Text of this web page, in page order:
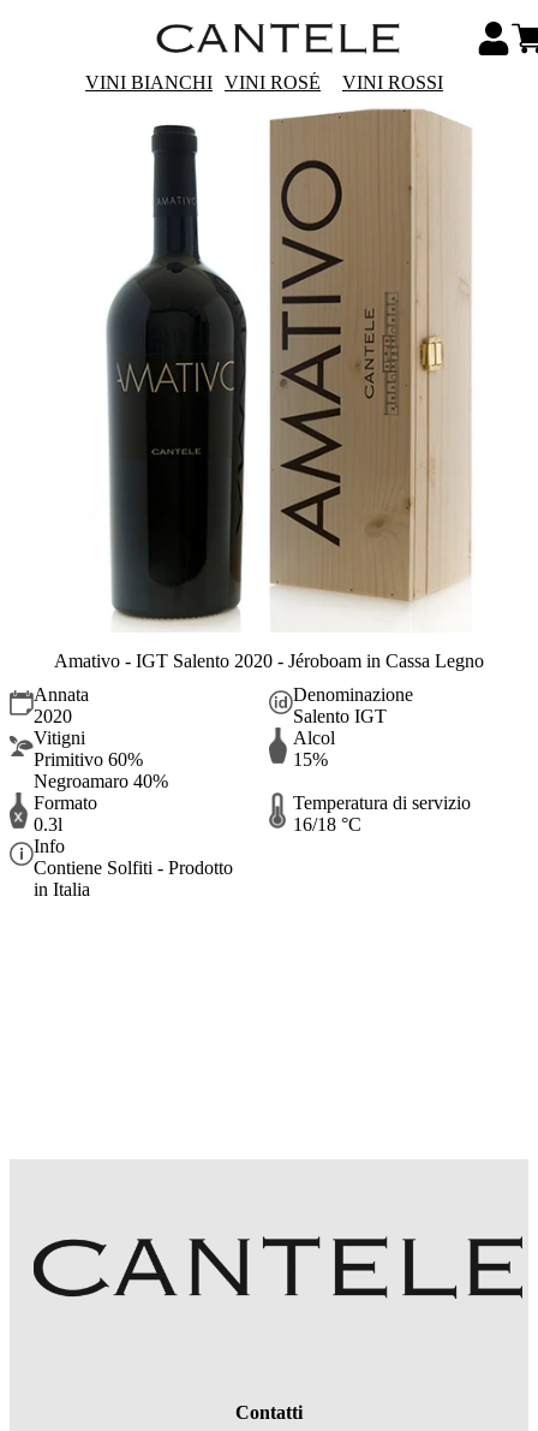
VINI BIANCHI VINI ROSÉ VINI ROSSI
Amativo - IGT Salento 2020 - Jéroboam in Cassa Legno
Annata
2020
Denominazione
Salento IGT
Vitigni
Primitivo 60%
Negroamaro 40%
Alcol
15%
Formato
0.3l
Temperatura di servizio
16/18 °C
Info
Contiene Solfiti - Prodotto
in Italia
Contatti